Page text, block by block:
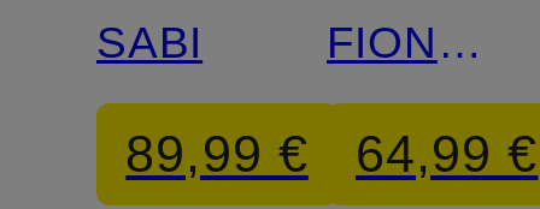
SABI
89,99 €
FIONA
aus
Spitze
64,99 €